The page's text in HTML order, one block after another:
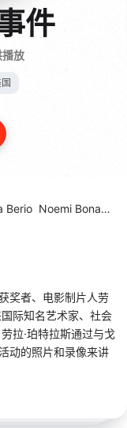
件
放
Berio Noemi Bonazzi
者、电影制片人劳
际知名艺术家、社会
拉·珀特拉斯通过与戈
动的照片和录像来讲